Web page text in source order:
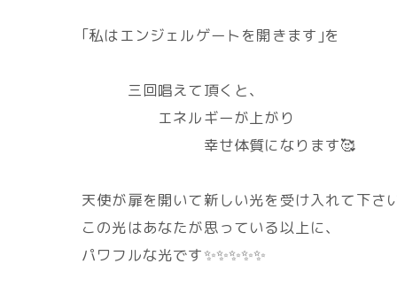
｢私はエンジェルゲートを開きます｣を
三回唱えて頂くと、
エネルギーが上がり
幸せ体質になります🥰
天使が扉を開いて新しい光を受け入れて下
この光はあなたが思っている以上に、
パワフルな光です✨✨✨✨✨